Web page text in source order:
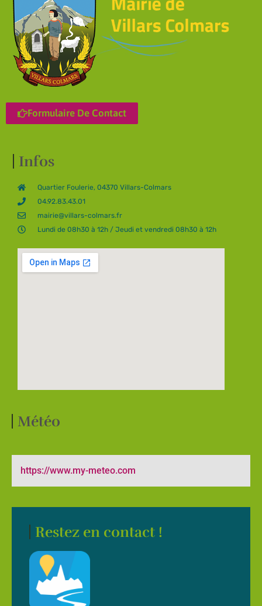
Formulaire De Contact
Infos
Quartier Foulerie, 04370 Villars-Colmars
04.92.83.43.01
mairie@villars-colmars.fr
Lundi de 08h30 à 12h / Jeudi et vendredi 08h30 à 12h
Météo
https://www.my-meteo.com
Restez en contact !